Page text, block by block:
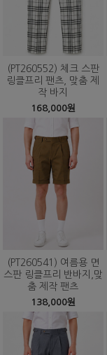
(PT260552) 체크 스판
링클프리 팬츠, 맞춤 제
작 바지
168,000원
(PT260541) 여름용 면
스판 링클프리 반바지,맞
춤 제작 팬츠
138,000원